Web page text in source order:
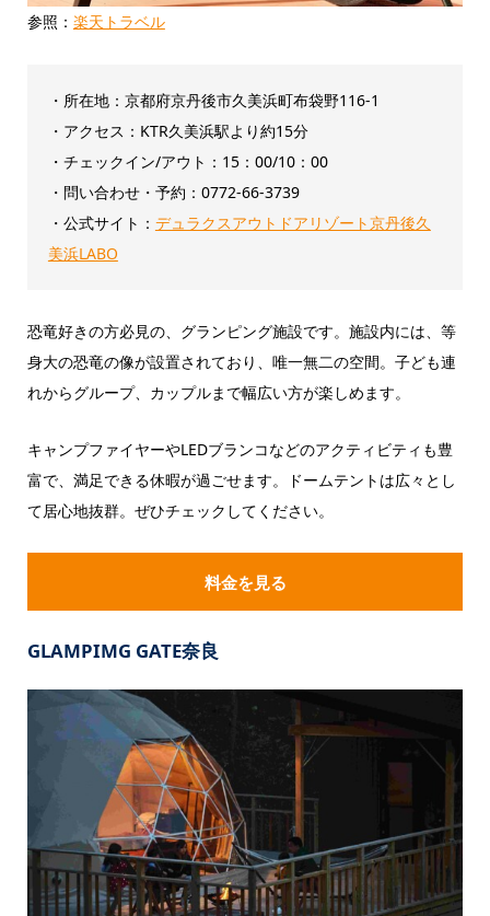
参照： 楽天トラベル
・所在地：京都府京丹後市久美浜町布袋野116-1
・アクセス：KTR久美浜駅より約15分
・チェックイン/アウト：‎15：00/10：00
・問い合わせ・予約：0772-66-3739
・公式サイト： デュラクスアウトドアリゾート京丹後久
美浜LABO
恐竜好きの方必見の、グランピング施設です。施設内には、等
身大の恐竜の像が設置されており、唯一無二の空間。子ども連
れからグループ、カップルまで幅広い方が楽しめます。
キャンプファイヤーやLEDブランコなどのアクティビティも豊
富で、満足できる休暇が過ごせます。ドームテントは広々とし
て居心地抜群。ぜひチェックしてください。
料金を見る
GLAMPIMG GATE奈良